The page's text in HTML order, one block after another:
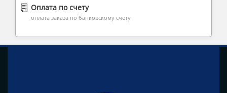
Оплата по счету
оплата заказа по банковскому счету